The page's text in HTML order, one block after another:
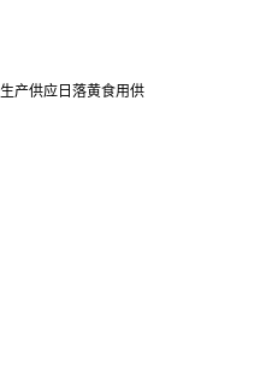
产供应日落黄食用供